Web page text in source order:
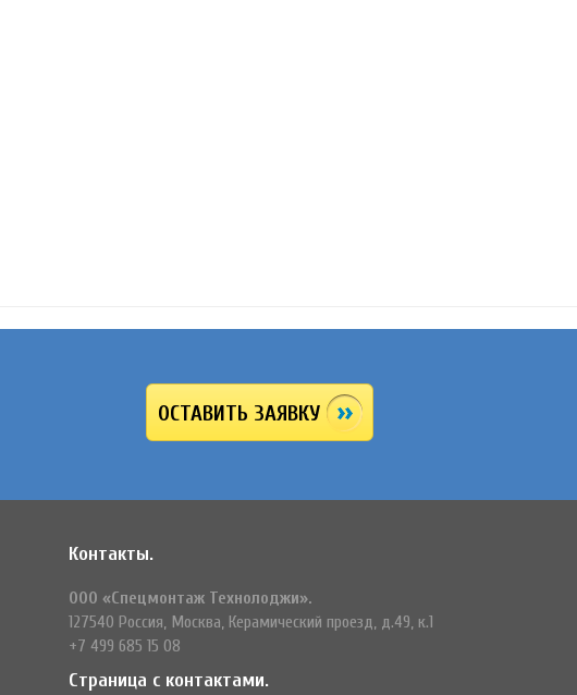
ОСТАВИТЬ ЗАЯВКУ
Контакты.
ООО «Спецмонтаж Технолоджи».
127540 Россия, Москва, Керамический проезд, д.49, к.1
+7 499 685 15 08
Страница с контактами.